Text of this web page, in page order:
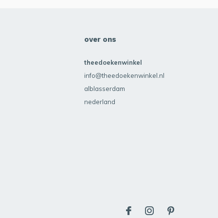
over ons
theedoekenwinkel
info@theedoekenwinkel.nl
alblasserdam
nederland